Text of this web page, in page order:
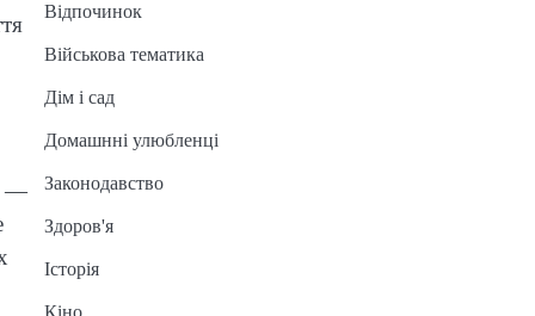
—
Відпочинок
Військова тематика
Дім і сад
Домашнні улюбленці
Законодавство
Здоров'я
Історія
Кіно